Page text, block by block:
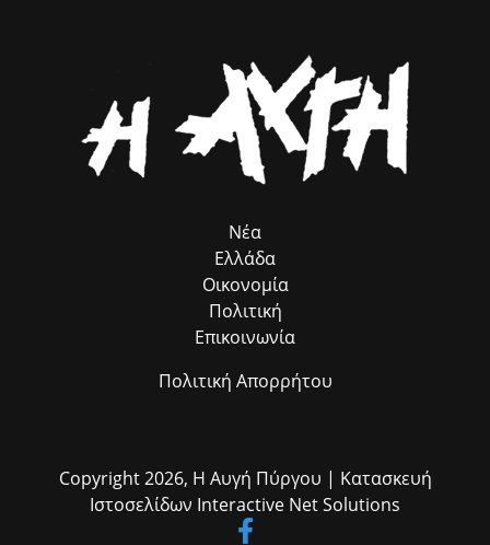
ROMACT στην Ελλάδα κ. Γιώργο Τσιάκαλο, για την καταλυτική
συμβολή του προγράμματος, που λειτουργεί ως πολύτιμος
σύμβουλος προσέλκυσης πόρων, χωρίς να επιβαρύνει ούτε με ένα
ευρώ τον Δήμο μας. Παράλληλα, εκφράζω τις θερμές μου ευχαριστίες
στον αρμόδιο Αντιδήμαρχο κ. Ηλία Ευσταθόπουλο για τον
συντονισμό, τη Διεύθυνση Πρόνοιας και την Προϊσταμένη της κα Σία
Ανδριοπούλου, καθώς και τον άμισθο σύμβουλό μου για θέματα
Ρομά κ. Νίκο Μπατζαλή, για την ακριβή μεταφορά των αναγκών από
η ομαδική δουλειά φέρνει απτά αποτελέσματα για όλους τους
Νέα
Ελλάδα
Οικονομία
Πολιτική
Επικοινωνία
Πολιτική Απορρήτου
Copyright 2026, Η Αυγή Πύργου | Κατασκευή
Ιστοσελίδων Interactive Net Solutions